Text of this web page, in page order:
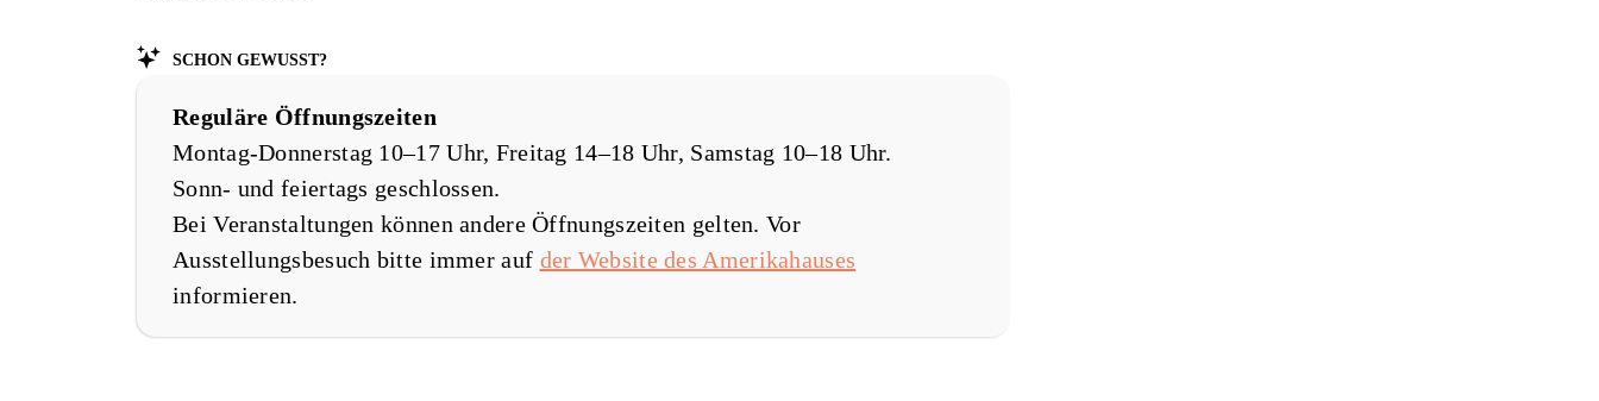
Schon gewusst?
Reguläre Öffnungszeiten
Montag-Donnerstag 10–17 Uhr, Freitag 14–18 Uhr, Samstag 10–18 Uhr.
Sonn- und feiertags geschlossen.
Bei Veranstaltungen können andere Öffnungszeiten gelten. Vor
Ausstellungsbesuch bitte immer auf der Website des Amerikahauses
informieren.